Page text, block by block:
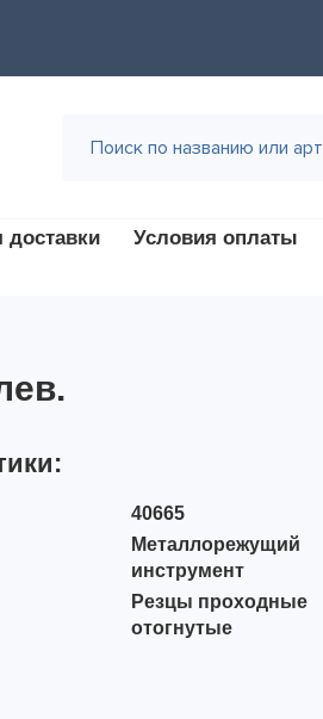
доставки Условия оплаты
40665
Металлорежущий
инструмент
Резцы проходные
отогнутые